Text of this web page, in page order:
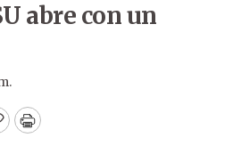
abre con un
Print